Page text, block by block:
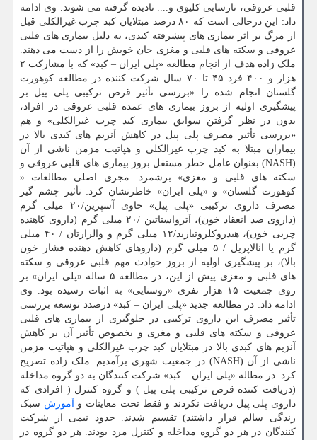
قلبی عروقی، نارسایی کلیوی و.... نادیده گرفته می شوند. وی ادامه
داد: این درحالی است که ۸۰ درصد مبتلایان کبد چرب غیرالکلی قبل
از مرگ بر اثر بیماری های پیشرفته کبدی، به دلیل بیماری های قلبی
عروقی و سکته های قلبی و مغزی جان خویش را از دست می دهند.
ملک زاده هدف از انجام مطالعه «پلی ایران – کبد» که با مشارکت ۲
هزار و ۴۰۰ فرد ۴۵ تا ۷۰ سال شرکت کننده در مطالعه کوهورت
گلستان انجام شده را «بررسی تأثیر قرص ترکیبی پلی پیل بر
پیشگیری اولیه از بروز بیماری های عمده قلبی عروقی در افراد،
بدون در نظر گرفتن سوابق بیماری کبد چرب غیرالکلی» و هم
«بررسی تأثیر مصرف پلی پیل در کاهش آنزیم های کبدی بالا در
بیماران مبتلا به کبد چرب غیرالکلی و هپاتیت مزمن ناشی از آن
(NASH) بعنوان عامل خطر مستقل بروز بیماری های قلبی عروقی و
سکته های قلبی و مغزی» برشمرد. مجری اصلی مطالعات «
کوهورت گلستان» و «پلی ایران» خاطرنشان کرد: تأثیر چشم گیر
مصرف داروی ترکیبی «پلی پیل» حاوی آسپرین/۲۰ میلی گرم
(داروی ضد انعقاد خون)، آترواستاتین /۲۰ میلی گرم (داروی کاهنده
چربی خون)، هیدروکلروتیازید/۱۲ میلی گرم و والزارتان / ۴۰ میلی
گرم یا انالاپریل / ۵ میلی گرم (داروهای کاهش دهنده فشار خون
بالا)، بر پیشگیری اولیه از بروز حوادث مهم قلبی عروقی و سکته
های قلبی و مغزی پیش از این، در مطالعه ۵ ساله «پلی ایران» بر
روی جمعیت ۱۵ هزار نفری «روستایی» به اثبات رسیده بود. وی
ادامه داد: در مطالعه جدید «پلی ایران – کبد» درصدد توسعه بررسی
تأثیر مصرف این داروی ترکیبی در جلوگیری از بیماری های قلبی
عروقی و سکته های قلبی و مغزی و بخصوص تأثیر آن بر کاهش
آنزیم های کبدی بالا در مبتلایان کبد چرب غیرالکلی و هپاتیت مزمن
ناشی از آن (NASH) در جمعیت شهری برآمدیم. ملک زاده تصریح
کرد: در مطاله «پلی ایران – کبد» شرکت کنندگان به دو گروه مداخله
(دریافت کننده قرص ترکیبی پلی پیل ) و گروه کنترل ( افرادی که
داروی پلی پیل دریافت نکردند و فقط تحت معاینات و
آموزش سبک
زندگی سالم قرار داشتند) تقسیم شدند. حدود نیمی از شرکت
کنندگان در هر دو گروه مداخله و کنترل مرد بودند. هر دو گروه در